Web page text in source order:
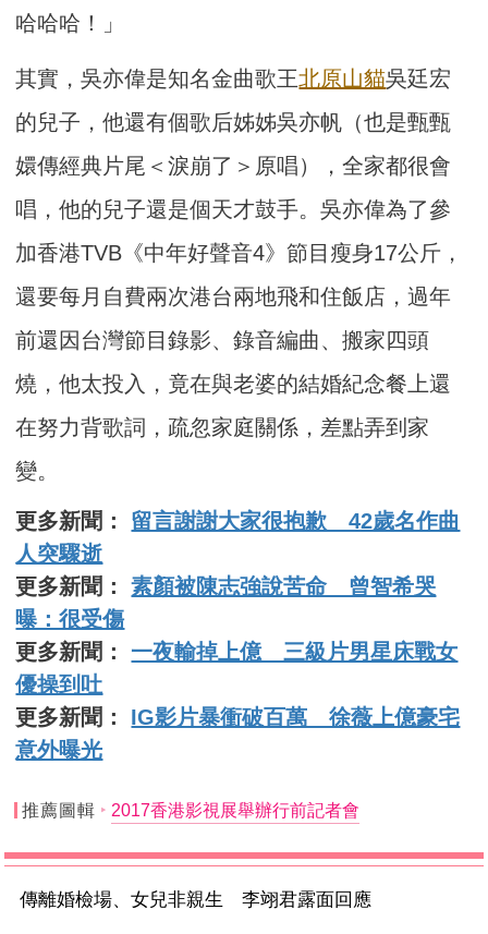
哈哈哈！」
其實，吳亦偉是知名金曲歌王北原山貓吳廷宏
的兒子，他還有個歌后姊姊吳亦帆（也是甄甄
嬛傳經典片尾＜淚崩了＞原唱），全家都很會
唱，他的兒子還是個天才鼓手。吳亦偉為了參
加香港TVB《中年好聲音4》節目瘦身17公斤，
還要每月自費兩次港台兩地飛和住飯店，過年
前還因台灣節目錄影、錄音編曲、搬家四頭
燒，他太投入，竟在與老婆的結婚紀念餐上還
在努力背歌詞，疏忽家庭關係，差點弄到家
變。
更多新聞： 留言謝謝大家很抱歉 42歲名作曲
人突驟逝
更多新聞：素顏被陳志強說苦命 曾智希哭
曝：很受傷
更多新聞： 一夜輸掉上億 三級片男星床戰女
優操到吐
更多新聞： IG影片暴衝破百萬 徐薇上億豪宅
意外曝光
推薦圖輯 2017香港影視展舉辦行前記者會
傳離婚檢場、女兒非親生 李翊君露面回應